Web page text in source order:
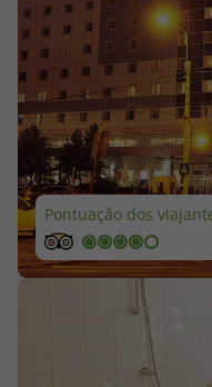
Especialistas
Cheque Viagem
Rede de Lojas
Blog TopViagens
Área de Cliente
Pontuação dos